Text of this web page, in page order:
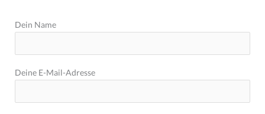
Dein Name
Deine E-Mail-Adresse